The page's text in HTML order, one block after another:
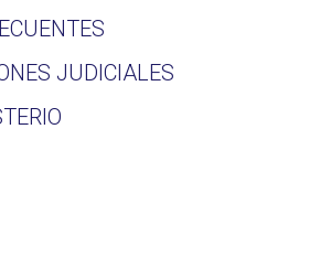
JUDICIALES